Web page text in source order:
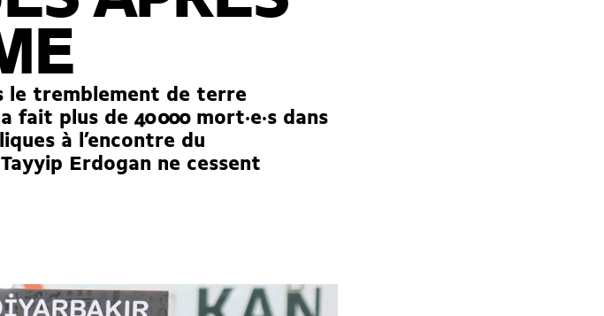
le tremblement de terre
plus de 40 000 mort·e·s dans
à l’encontre du
Erdogan ne cessent